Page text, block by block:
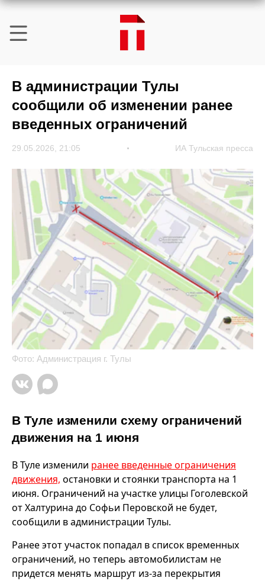
В администрации Тулы
сообщили об изменении ранее
введенных ограничений
29.05.2026, 21:05 ИА Тульская пресса
Фото: Администрация г. Тулы
В Туле изменили схему ограничений
движения на 1 июня
В Туле изменили ранее введенные ограничения
движения, остановки и стоянки транспорта на 1
июня. Ограничений на участке улицы Гоголевской
от Халтурина до Софьи Перовской не будет,
сообщили в администрации Тулы.
Ранее этот участок попадал в список временных
ограничений, но теперь автомобилистам не
придется менять маршрут из-за перекрытия